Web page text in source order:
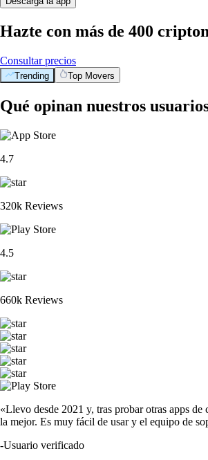
Hazte con más de 400
Consultar precios
Trending Top Movers
Qué opinan nuestros
4.7
320k Reviews
4.5
660k Reviews
«Llevo desde 2021 y, tras probar otras apps de
la mejor. Es muy fácil de usar y el equipo de
-Usuario verificado